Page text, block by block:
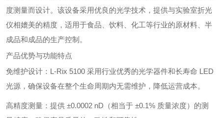
度测量而设计。该设备采用优良的光学技术，提供与实验室折光
仪相媲美的精度，适用于食品、饮料、化工等行业的原材料、半
成品和成品的生产控制。
产品优势与功能特点
免维护设计：L-Rix 5100 采用行业优秀的光学器件和长寿命 LED
光源，确保设备在整个生命周期内无需维护，降低运营成本。
高精度测量：提供 ±0.0002 nD（相当于 ±0.1% 质量浓度）的测